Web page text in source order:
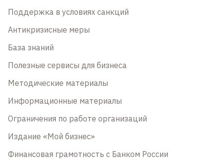
Поддержка в условиях санкций
Антикризисные меры
База знаний
Полезные сервисы для бизнеса
Методические материалы
Информационные материалы
Ограничения по работе организаций
Издание «Мой бизнес»
Финансовая грамотность с Банком России